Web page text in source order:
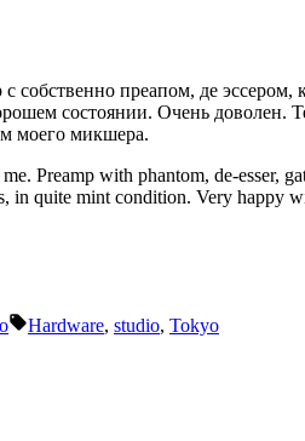
преапом, де эссером,
состоянии. Очень
моего микшера.
Preamp with phantom, de-esser,
in quite mint condition. Very
Tags:
Hardware, studio, Tokyo